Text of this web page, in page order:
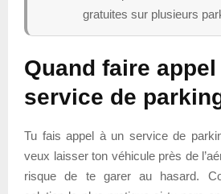
gratuites sur plusieurs
Quand faire appel
service de
Tu fais appel à un service de
veux laisser ton véhicule près de
risque de te garer au hasard.